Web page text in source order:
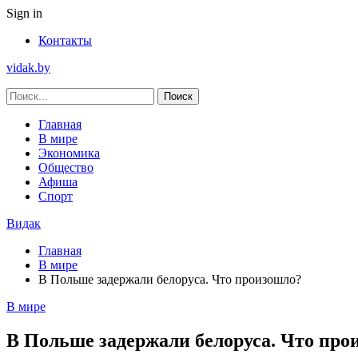
Sign in
Контакты
vidak.by
Главная
В мире
Экономика
Общество
Афиша
Спорт
Видак
Главная
В мире
В Польше задержали белоруса. Что произошло?
В мире
В Польше задержали белоруса. Что